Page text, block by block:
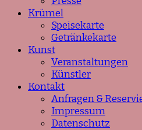
Krümel
Speisekarte
Getränkekarte
Kunst
Veranstaltungen
Künstler
Kontakt
Anfragen &
Impressum
Datenschutz